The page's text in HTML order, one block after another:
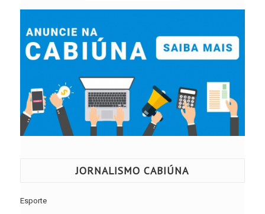
JORNALISMO CABIÚNA
Esporte